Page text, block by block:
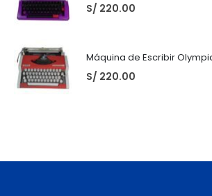
S/ 220.00
Máquina de Escribir
S/ 220.00